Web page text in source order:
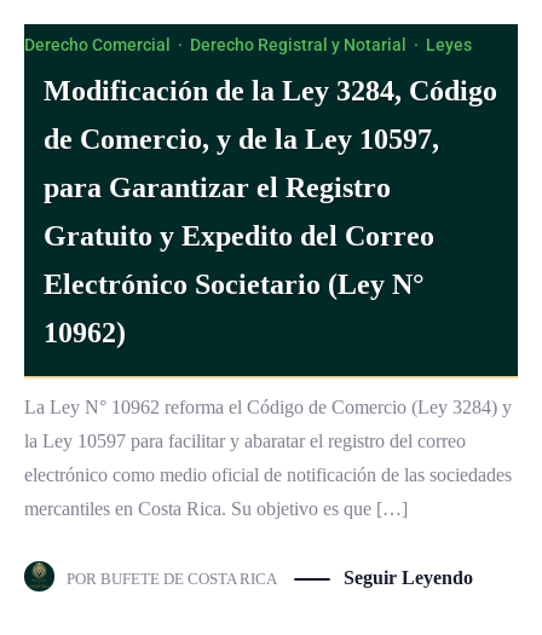
Derecho Comercial · Derecho Registral y Notarial · Leyes
Modificación de la Ley 3284, Código
de Comercio, y de la Ley 10597,
para Garantizar el Registro
Gratuito y Expedito del Correo
Electrónico Societario (Ley N°
10962)
La Ley N° 10962 reforma el Código de Comercio (Ley 3284) y
la Ley 10597 para facilitar y abaratar el registro del correo
electrónico como medio oficial de notificación de las sociedades
mercantiles en Costa Rica. Su objetivo es que […]
POR BUFETE DE COSTA RICA Seguir Leyendo